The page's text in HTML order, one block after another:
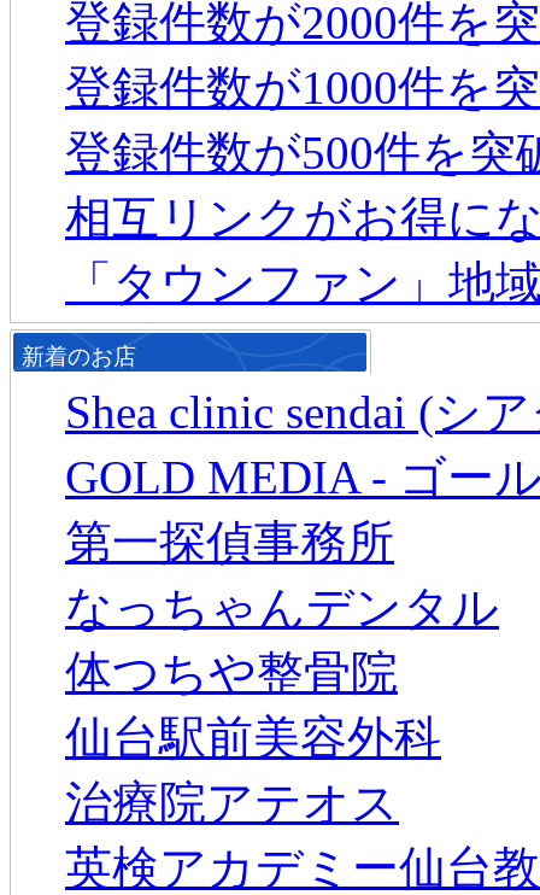
登録件数が2000件を
登録件数が1000件を
登録件数が500件を突
相互リンクがお得に
「タウンファン」地
新着のお店
Shea clinic sendai (シ
GOLD MEDIA - ゴー
第一探偵事務所
なっちゃんデンタル
体つちや整骨院
仙台駅前美容外科
治療院アテオス
英検アカデミー仙台